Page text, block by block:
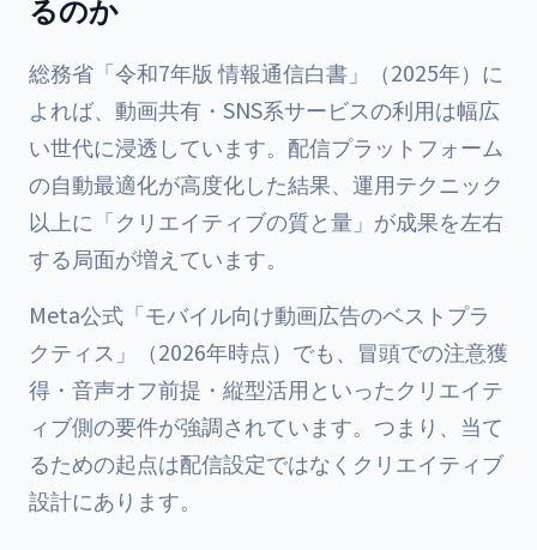
るのか
総務省「令和7年版 情報通信白書」（2025年）に
よれば、動画共有・SNS系サービスの利用は幅広
い世代に浸透しています。配信プラットフォーム
の自動最適化が高度化した結果、運用テクニック
以上に「クリエイティブの質と量」が成果を左右
する局面が増えています。
Meta公式「モバイル向け動画広告のベストプラ
クティス」（2026年時点）でも、冒頭での注意獲
得・音声オフ前提・縦型活用といったクリエイテ
ィブ側の要件が強調されています。つまり、当て
るための起点は配信設定ではなくクリエイティブ
設計にあります。